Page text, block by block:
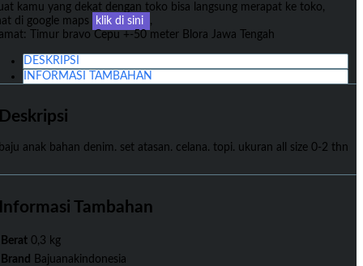
kamu yang dekat dengan toko bisa langsung merapat ke toko,
di google maps
klik di sini
,
Timur bravo Cepu +-50 meter Blora Jawa Tengah
DESKRIPSI
INFORMASI TAMBAHAN
Deskripsi
baju anak bahan denim. set atasan. celana. topi. ukuran all size 0-2 thn
Informasi Tambahan
Berat 0,3 kg
Brand
Bajuanakindonesia